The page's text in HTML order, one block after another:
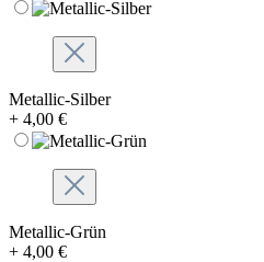
Metallic-Silber
+ 4,00 €
Metallic-Grün
+ 4,00 €